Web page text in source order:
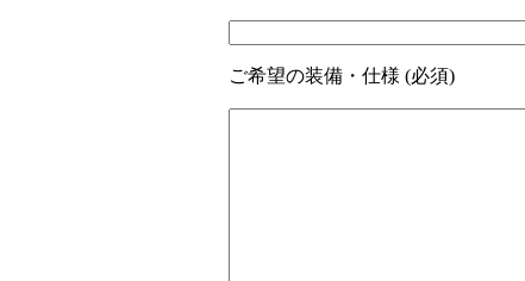
ご希望の装備・仕様 (必須)